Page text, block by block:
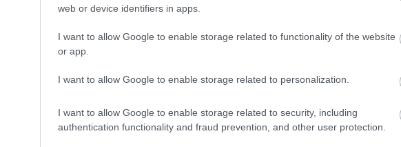
web or device identifiers in apps.
I want to allow Google to enable storage related to functionality of the website
or app.
I want to allow Google to enable storage related to personalization.
I want to allow Google to enable storage related to security, including
authentication functionality and fraud prevention, and other user protection.
fixácie je
Dokedy porastú úroky hypoték? Ako
bez stresu financovať bývanie?